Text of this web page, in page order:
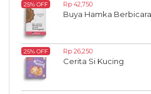
25% OFF Rp 42,750
Buya Hamka
25% OFF Rp 26,250
Cerita Si Kucing